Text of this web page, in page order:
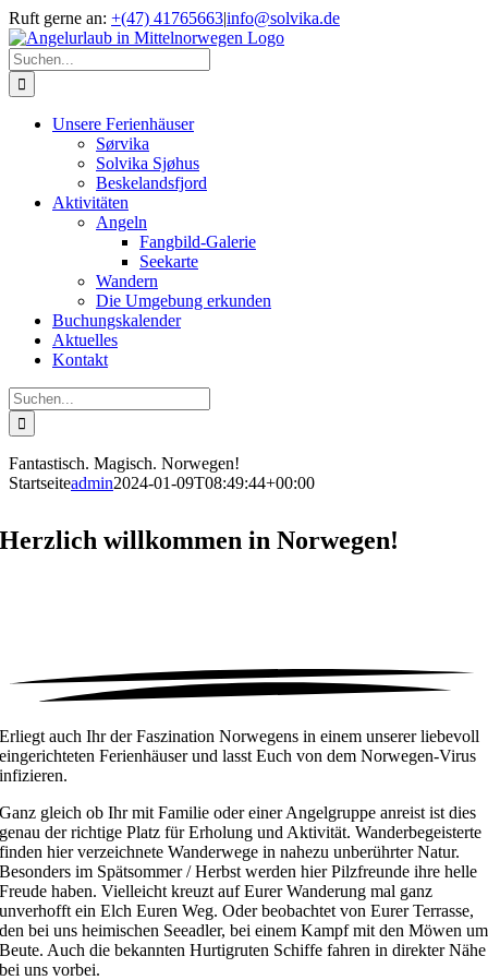
Zum
Inhalt
springen
Ruft gerne an: +(47) 41765663|info@solvika.de
Facebook
Suche
nach:
Unsere Ferienhäuser
Sørvika
Solvika Sjøhus
Beskelandsfjord
Aktivitäten
Angeln
Fangbild-Galerie
Seekarte
Wandern
Die Umgebung erkunden
Buchungskalender
Aktuelles
Kontakt
Suche
nach:
Fantastisch. Magisch. Norwegen!
Startseiteadmin2024-01-09T08:49:44+00:00
Herzlich willkommen inNorwegen!
Erliegt auch Ihr der Faszination Norwegens in einem unserer liebevoll
eingerichteten Ferienhäuser und lasst Euch von dem Norwegen-Virus
infizieren.
Ganz gleich ob Ihr mit Familie oder einer Angelgruppe anreist ist dies
genau der richtige Platz für Erholung und Aktivität. Wanderbegeisterte
finden hier verzeichnete Wanderwege in nahezu unberührter Natur.
Besonders im Spätsommer / Herbst werden hier Pilzfreunde ihre helle
Freude haben. Vielleicht kreuzt auf Eurer Wanderung mal ganz
unverhofft ein Elch Euren Weg. Oder beobachtet von Eurer Terrasse,
den bei uns heimischen Seeadler, bei einem Kampf mit den Möwen um
Beute. Auch die bekannten Hurtigruten Schiffe fahren in direkter Nähe
bei uns vorbei.